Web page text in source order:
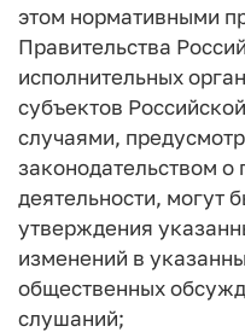
этом нормативными
Правительства
исполнительных
субъектов
случаями,
законодательством о
деятельности, могут
утверждения
изменений в
общественных
слушаний;